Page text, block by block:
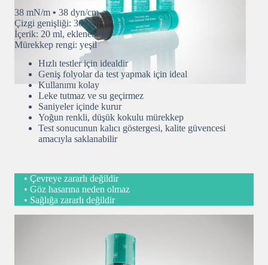
38 mN/m • 38 dyn/cm
Çizgi genişliği: 30 mm
İçerik: 20 ml, eklenebilir
Mürekkep rengi: yeşil
Hızlı testler için idealdir
Geniş folyolar da test yapmak için ideal
Kullanımı kolay
Leke tutmaz ve su geçirmez
Saniyeler içinde kurur
Yoğun renkli, düşük kokulu mürekkep
Test sonucunun kalıcı göstergesi, kalite güvencesi
amacıyla saklanabilir
• Çevreye zararlı değildir
• Göz hasarına neden olmaz
• Sağlığa zararlı değildir